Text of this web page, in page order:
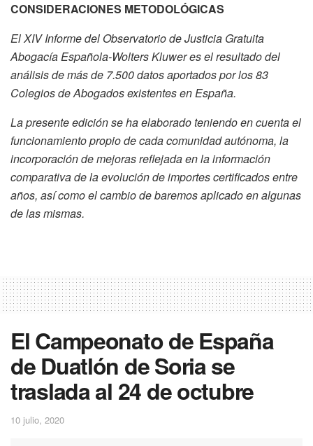
CONSIDERACIONES METODOLÓGICAS
El XIV Informe del Observatorio de Justicia Gratuita
Abogacía Española-Wolters Kluwer es el resultado del
análisis de más de 7.500 datos aportados por los 83
Colegios de Abogados existentes en España.
La presente edición se ha elaborado teniendo en cuenta el
funcionamiento propio de cada comunidad autónoma, la
incorporación de mejoras reflejada en la información
comparativa de la evolución de importes certificados entre
años, así como el cambio de baremos aplicado en algunas
de las mismas.
El Campeonato de España
de Duatlón de Soria se
traslada al 24 de octubre
10 julio, 2020